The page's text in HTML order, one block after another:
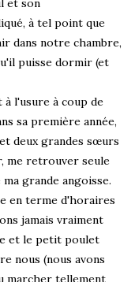
et son
à tel point que
dans notre chambre,
puisse dormir (et
l'usure à coup de
sa première année,
deux grandes sœurs
me retrouver seule
grande angoisse.
en terme d'horaires
jamais vraiment
et le petit poulet
nous (nous avons
marcher tellement